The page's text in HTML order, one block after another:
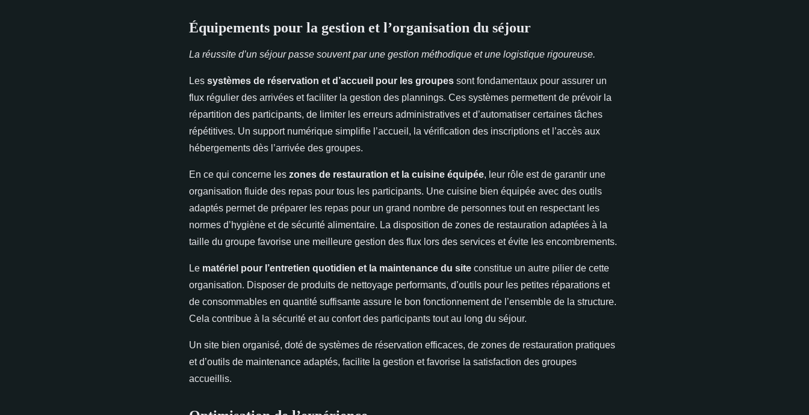
Équipements pour la gestion et l’organisation du séjour
La réussite d’un séjour passe souvent par une gestion méthodique et une logistique rigoureuse.
Les systèmes de réservation et d’accueil pour les groupes sont fondamentaux pour assurer un
flux régulier des arrivées et faciliter la gestion des plannings. Ces systèmes permettent de prévoir la
répartition des participants, de limiter les erreurs administratives et d’automatiser certaines tâches
répétitives. Un support numérique simplifie l’accueil, la vérification des inscriptions et l’accès aux
hébergements dès l’arrivée des groupes.
En ce qui concerne les zones de restauration et la cuisine équipée, leur rôle est de garantir une
organisation fluide des repas pour tous les participants. Une cuisine bien équipée avec des outils
adaptés permet de préparer les repas pour un grand nombre de personnes tout en respectant les
normes d’hygiène et de sécurité alimentaire. La disposition de zones de restauration adaptées à la
taille du groupe favorise une meilleure gestion des flux lors des services et évite les encombrements.
Le matériel pour l’entretien quotidien et la maintenance du site constitue un autre pilier de cette
organisation. Disposer de produits de nettoyage performants, d’outils pour les petites réparations et
de consommables en quantité suffisante assure le bon fonctionnement de l’ensemble de la structure.
Cela contribue à la sécurité et au confort des participants tout au long du séjour.
Un site bien organisé, doté de systèmes de réservation efficaces, de zones de restauration pratiques
et d’outils de maintenance adaptés, facilite la gestion et favorise la satisfaction des groupes
accueillis.